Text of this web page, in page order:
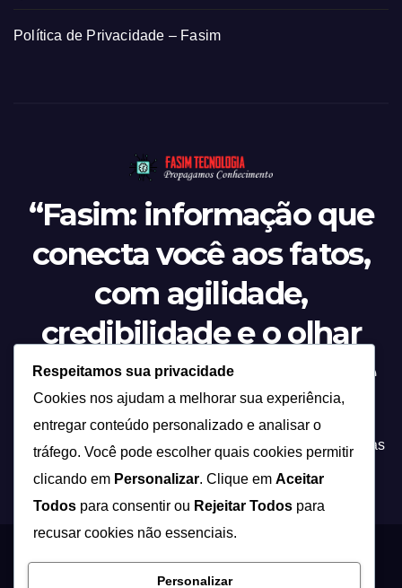
Política de Privacidade – Fasim
“Fasim: informação que
conecta você aos fatos,
com agilidade,
credibilidade e o olhar
atento sobre tudo o que
acontece.”
Tecnologia não é apenas inovação, é a ponte entre ideias
e soluções que transformam a forma como vivemos!
Respeitamos sua privacidade
Cookies nos ajudam a melhorar sua experiência,
entregar conteúdo personalizado e analisar o
tráfego. Você pode escolher quais cookies permitir
clicando em Personalizar. Clique em Aceitar
Todos para consentir ou Rejeitar Todos para
recusar cookies não essenciais.
Personalizar